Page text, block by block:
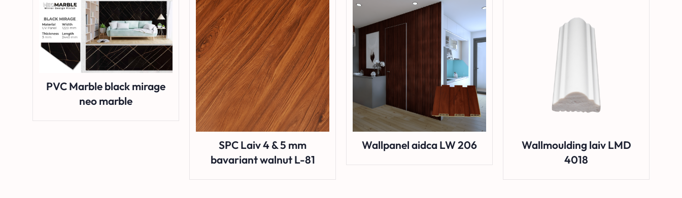
PVC Marble black mirage
neo marble
SPC Laiv 4 & 5 mm
bavariant walnut L-81
Wallpanel aidca LW 206
Wallmoulding laiv LMD
4018